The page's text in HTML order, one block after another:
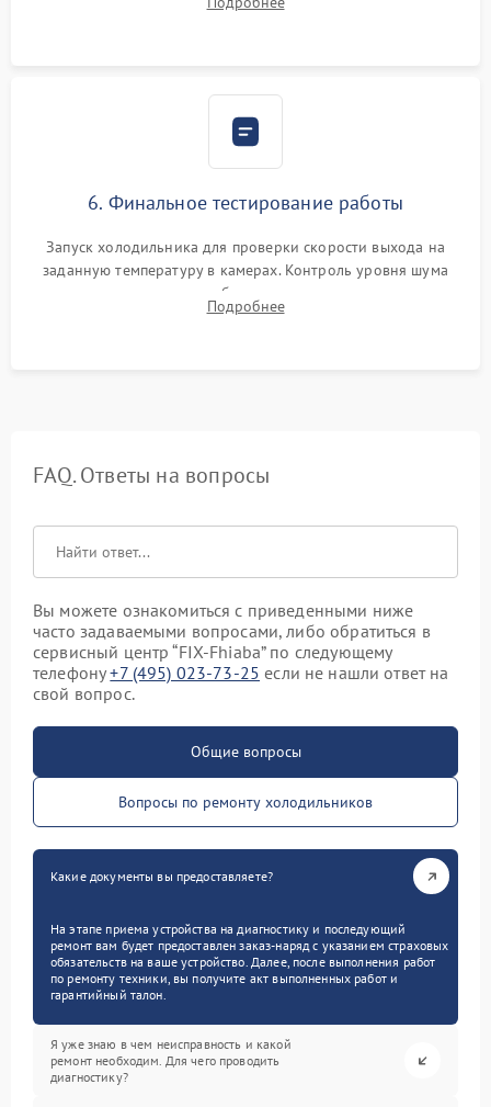
электронным весам. Контроль рабочего давления в системе.
6. Финальное тестирование работы
Запуск холодильника для проверки скорости выхода на
заданную температуру в камерах. Контроль уровня шума
компрессора, отсутствия обмерзания стенок и корректного
срабатывания системы автоматической оттайки.
Подробнее
FAQ. Ответы на вопросы
Вы можете ознакомиться с приведенными ниже
часто задаваемыми вопросами, либо обратиться в
сервисный центр “FIX-Fhiaba” по следующему
телефону+7 (495) 023-73-25 если не нашли ответ на
свой вопрос.
Общие вопросы
Вопросы по ремонту холодильников
Какие документы вы предоставляете?
На этапе приема устройства на диагностику и последующий
ремонт вам будет предоставлен заказ-наряд с указанием страховых
обязательств на ваше устройство. Далее, после выполнения работ
по ремонту техники, вы получите акт выполненных работ и
гарантийный талон.
Я уже знаю в чем неисправность и какой
ремонт необходим. Для чего проводить
диагностику?